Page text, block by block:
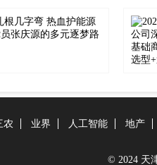
根几字弯 热血护能源
张庆源的多元逐梦路
农 业界 人工智能 地产
© 2024 天